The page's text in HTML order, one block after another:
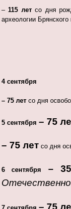
–115 летсо дня
археологии Брянского
4 сентября
– 75 лет со дня
5 сентября – 75
– 75 лет со дня
6 сентября –
– 75